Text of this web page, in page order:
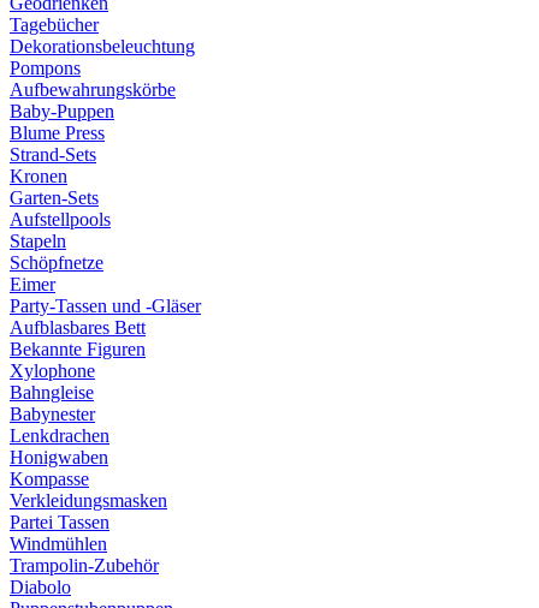
Tagebücher
Dekorationsbeleuchtung
Pompons
Aufbewahrungskörbe
Baby-Puppen
Blume Press
Strand-Sets
Kronen
Garten-Sets
Aufstellpools
Stapeln
Schöpfnetze
Eimer
Party-Tassen und -Gläser
Aufblasbares Bett
Bekannte Figuren
Xylophone
Bahngleise
Babynester
Lenkdrachen
Honigwaben
Kompasse
Verkleidungsmasken
Partei Tassen
Windmühlen
Trampolin-Zubehör
Diabolo